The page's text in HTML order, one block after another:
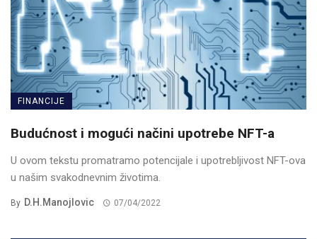
FINANCIJE
Budućnost i mogući načini upotrebe NFT-a
U ovom tekstu promatramo potencijale i upotrebljivost NFT-ova
u našim svakodnevnim životima.
By D.H.Manojlovic 07/04/2022